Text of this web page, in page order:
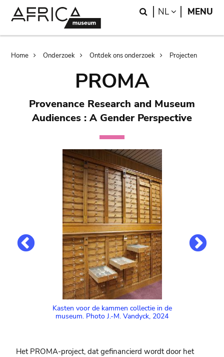
Search
NL LANGUAGE
MENU
Breadcrumb
Home Onderzoek Ontdek ons onderzoek Projecten
PROMA
Provenance Research and Museum
Audiences : A Gender Perspective
Kasten voor de kammen collectie in de
museum. Photo J.-M. Vandyck, 2024
Het PROMA-project, dat gefinancierd wordt door het